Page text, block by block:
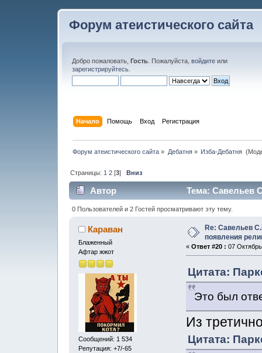
Форум атеистического сайта
Добро пожаловать, Гость . Пожалуйста, войдите или
зарегистрируйтесь
Начало Помощь Вход Регистрация
Форум атеистического сайта » Дебатня» Изба-Дебатня
Страницы: 1 2 [3]Вниз
Автор
Тема: Савельев
раз)
0 Пользователей и 2 Гостей просматривают эту тему.
Караван
Блаженный
Афтар жжот
Сообщений: 1 534
Репутация: +7/-65
Re: Савельев
появления
« Ответ #20 : 07
Цитата:
Это был
Из
Цитата: